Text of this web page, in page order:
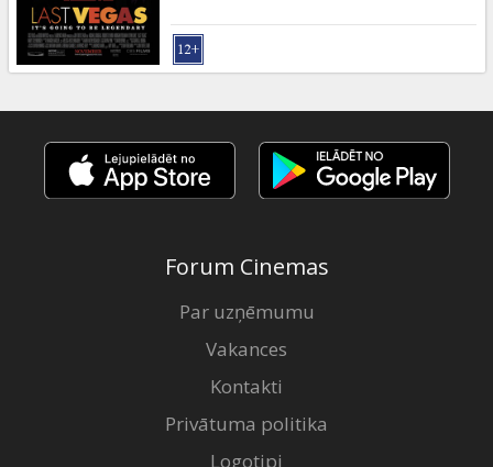
Uzkodas
B2B
Kino
Klubs
Forum Cinemas
Par uzņēmumu
Vakances
Kontakti
Privātuma politika
Logotipi